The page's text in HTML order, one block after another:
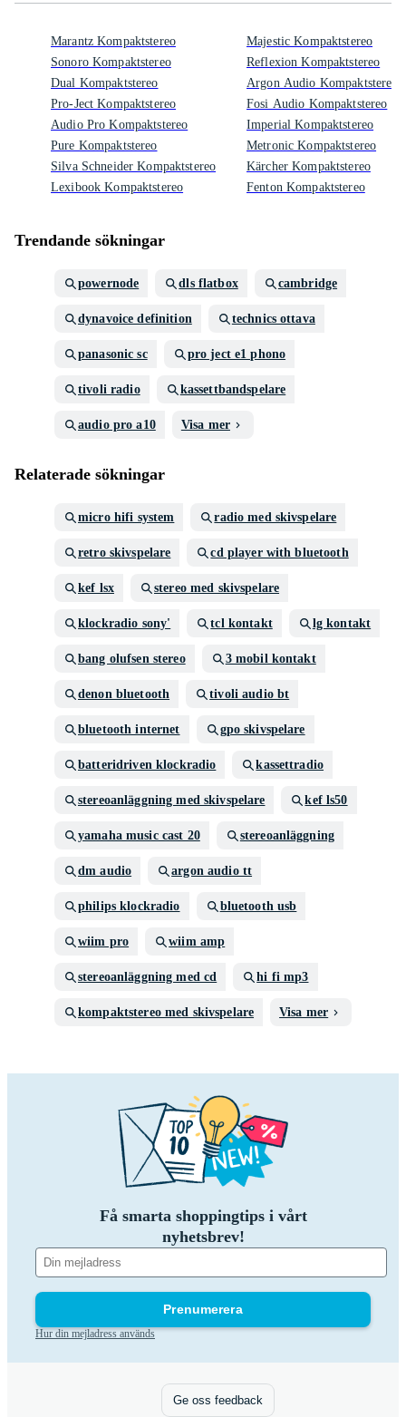
Marantz Kompaktstereo
Sonoro Kompaktstereo
Dual Kompaktstereo
Pro-Ject Kompaktstereo
Audio Pro Kompaktstereo
Pure Kompaktstereo
Silva Schneider Kompaktstereo
Lexibook Kompaktstereo
Majestic Kompaktstereo
Reflexion Kompaktstereo
Argon Audio Kompaktstereo
Fosi Audio Kompaktstereo
Imperial Kompaktstereo
Metronic Kompaktstereo
Kärcher Kompaktstereo
Fenton Kompaktstereo
Trendande sökningar
powernode dls flatbox cambridge
dynavoice definition technics ottava
panasonic sc pro ject e1 phono
tivoli radio kassettbandspelare
audio pro a10 Visa mer
Relaterade sökningar
micro hifi system radio med skivspelare
retro skivspelare cd player with bluetooth
kef lsx stereo med skivspelare
klockradio sony' tcl kontakt lg kontakt
bang olufsen stereo 3 mobil kontakt
denon bluetooth tivoli audio bt
bluetooth internet gpo skivspelare
batteridriven klockradio kassettradio
stereoanläggning med skivspelare kef ls50
yamaha music cast 20 stereoanläggning
dm audio argon audio tt
philips klockradio bluetooth usb
wiim pro wiim amp
stereoanläggning med cd hi fi mp3
kompaktstereo med skivspelare Visa mer
Få smarta shoppingtips i vårt
nyhetsbrev!
Prenumerera
Hur din mejladress används
Ge oss feedback